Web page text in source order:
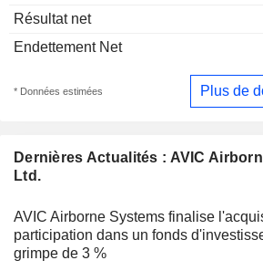
Dernières Actualités : AVIC
Ltd.
AVIC Airborne Systems finalise
participation dans un fonds
grimpe de 3 %
Résultat net
Endettement Net
* Données estimées Plus de